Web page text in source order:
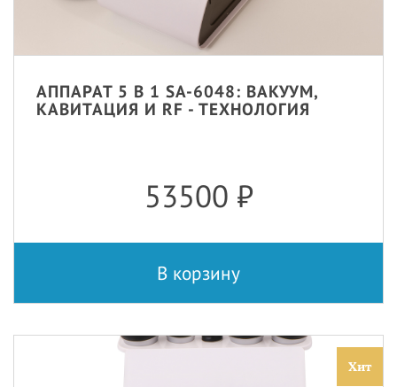
АППАРАТ 5 В 1 SA-6048: ВАКУУМ,
КАВИТАЦИЯ И RF - ТЕХНОЛОГИЯ
53500 ₽
В корзину
Хит